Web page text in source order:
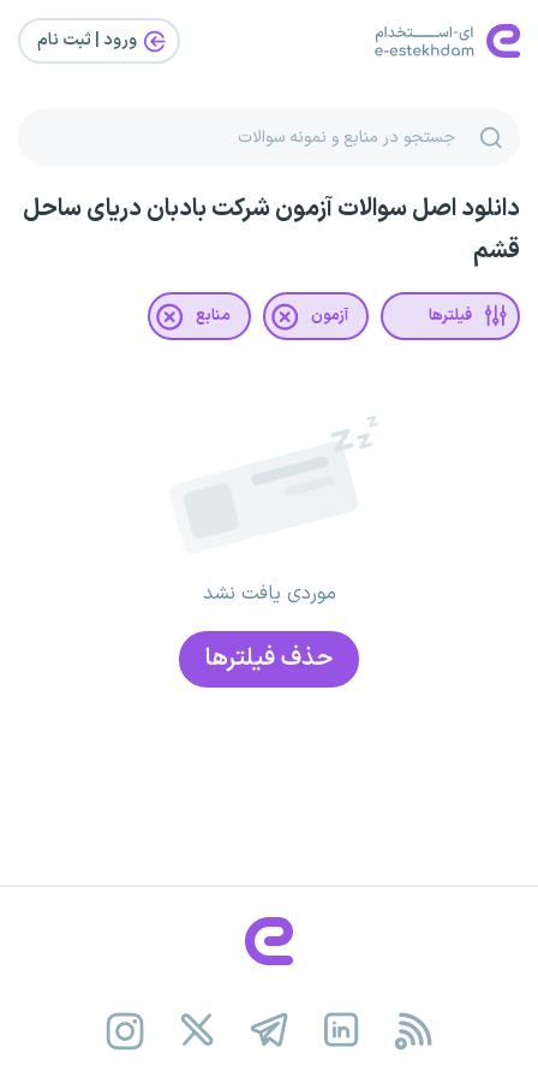
ورود | ثبت‌ نام
دانلود اصل سوالات آزمون شرکت بادبان دریای ساحل
قشم
فیلترها آزمون منابع
موردی یافت نشد
حذف فیلتر‌ها